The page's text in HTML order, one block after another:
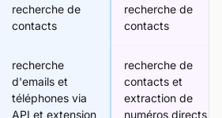
recherche de
contacts
recherche de
contacts
recherche
d'emails et
téléphones via
API et extension
recherche de
contacts et
extraction de
numéros directs